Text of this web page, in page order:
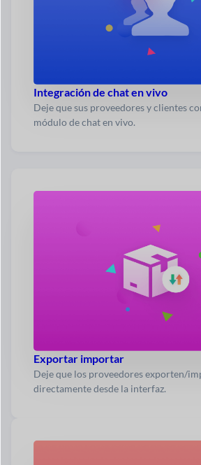
Integración de chat en vivo
Deje que sus proveedores y clientes
módulo de chat en vivo.
Exportar importar
Deje que los proveedores exporten/
directamente desde la interfaz.